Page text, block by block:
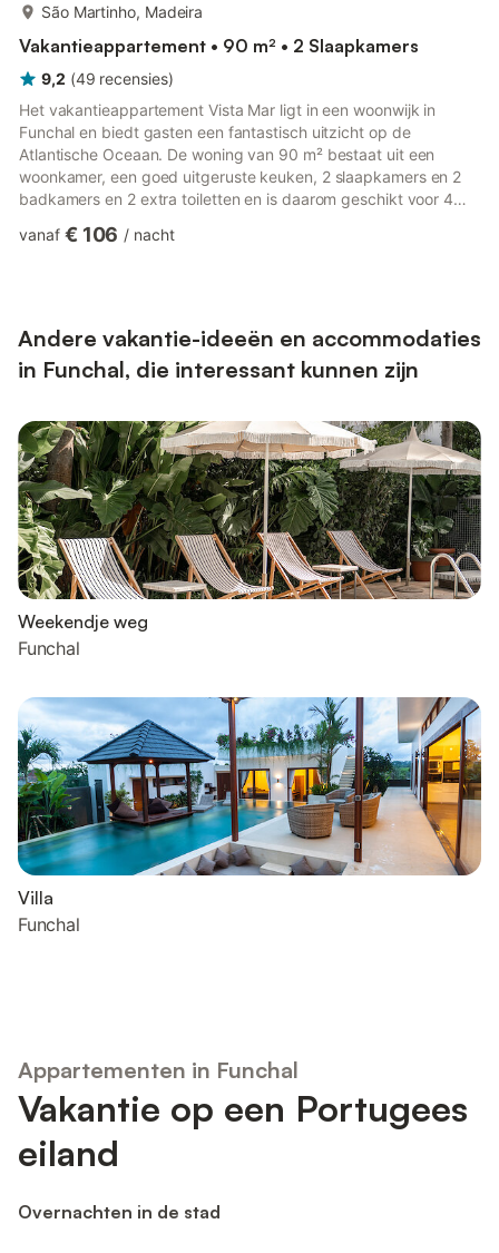
São Martinho, Madeira
Vakantieappartement • 90 m² • 2 Slaapkamers
9,2 (49 recensies)
Het vakantieappartement Vista Mar ligt in een woonwijk in
Funchal en biedt gasten een fantastisch uitzicht op de
Atlantische Oceaan. De woning van 90 m² bestaat uit een
woonkamer, een goed uitgeruste keuken, 2 slaapkamers en 2
badkamers en 2 extra toiletten en is daarom geschikt voor 4
voor videogesprekken), een tv en een wasmachine. Het
beschikbaar in een ga...
vanaf € 106 / nacht
Andere vakantie-ideeën en accommodaties
in Funchal, die interessant kunnen zijn
Weekendje weg
Funchal
Villa
Funchal
Appartementen in Funchal
Vakantie op een Portugees
eiland
Overnachten in de stad